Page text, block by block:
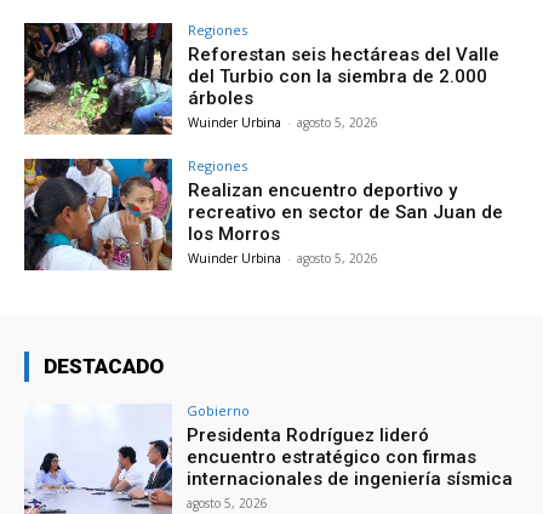
Regiones
Reforestan seis hectáreas del Valle
del Turbio con la siembra de 2.000
árboles
Wuinder Urbina - agosto 5, 2026
Regiones
Realizan encuentro deportivo y
recreativo en sector de San Juan de
los Morros
Wuinder Urbina - agosto 5, 2026
DESTACADO
Gobierno
Presidenta Rodríguez lideró
encuentro estratégico con firmas
internacionales de ingeniería sísmica
agosto 5, 2026